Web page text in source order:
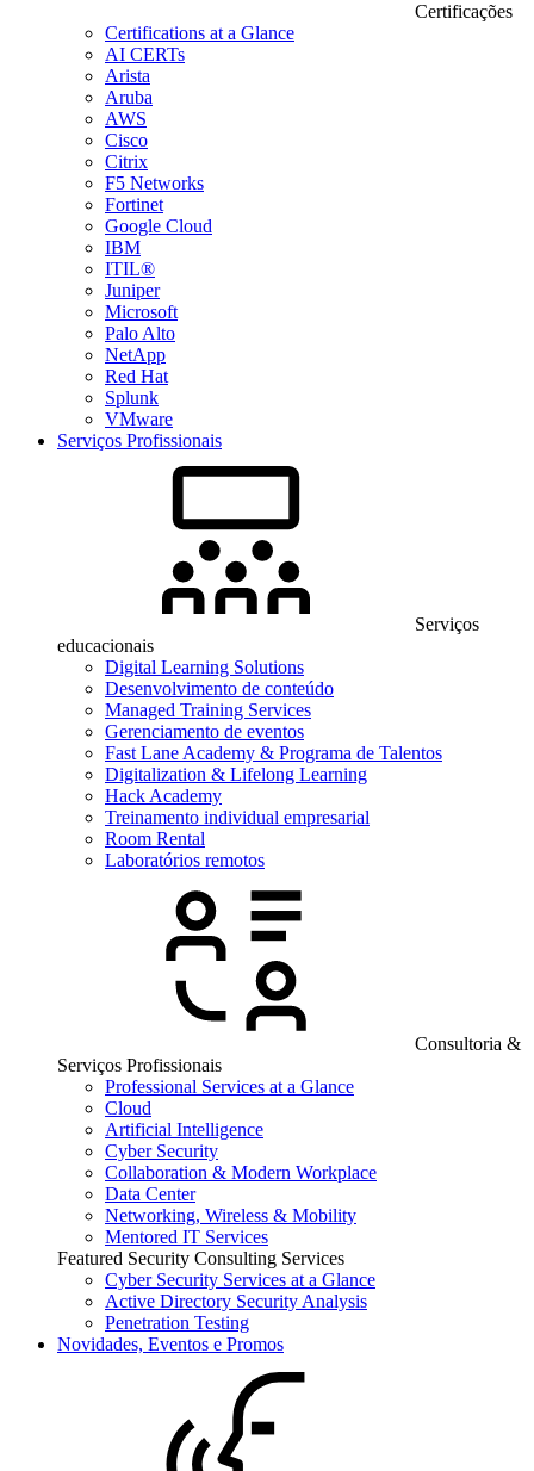
Certificações
Certifications at a Glance
AI CERTs
Arista
Aruba
AWS
Cisco
Citrix
F5 Networks
Fortinet
Google Cloud
IBM
ITIL®
Juniper
Microsoft
Palo Alto
NetApp
Red Hat
Splunk
VMware
Serviços Profissionais
Serviços
educacionais
Digital Learning Solutions
Desenvolvimento de conteúdo
Managed Training Services
Gerenciamento de eventos
Fast Lane Academy & Programa de Talentos
Digitalization & Lifelong Learning
Hack Academy
Treinamento individual empresarial
Room Rental
Laboratórios remotos
Consultoria &
Serviços Profissionais
Professional Services at a Glance
Cloud
Artificial Intelligence
Cyber Security
Collaboration & Modern Workplace
Data Center
Networking, Wireless & Mobility
Mentored IT Services
Featured Security Consulting Services
Cyber Security Services at a Glance
Active Directory Security Analysis
Penetration Testing
Novidades, Eventos e Promos